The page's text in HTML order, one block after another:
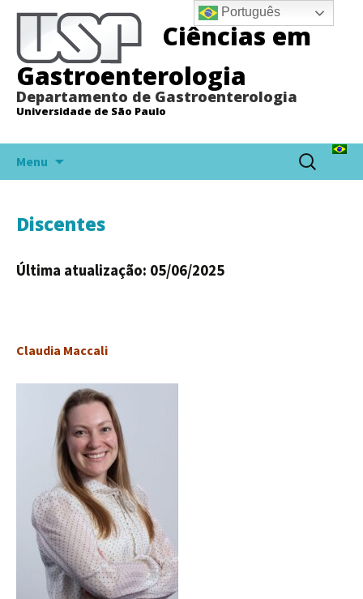
Ciências em
Gastroenterologia
Departamento de Gastroenterologia
Universidade de São Paulo
Menu
Pesquisar
por:
Discentes
Última atualização: 05/06/2025
Claudia Maccali
Português